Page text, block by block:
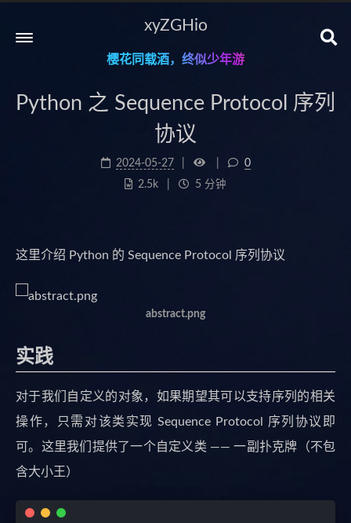
xyZGHio
樱花同载酒，终似少年游
Python 之 Sequence Protocol 序列
协议
2024-05-27
0
2.5k
5 分钟
这里介绍 Python 的 Sequence Protocol 序列协议
abstract.png
实践
对于我们自定义的对象，如果期望其可以支持序列的相关
操作，只需对该类实现 Sequence Protocol 序列协议即
可。这里我们提供了一个自定义类 —— 一副扑克牌（不包
含大小王）